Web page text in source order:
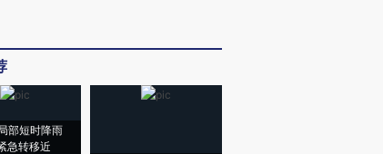
部短时降雨
急转移近